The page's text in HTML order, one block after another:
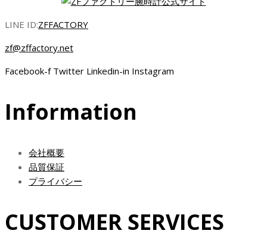
格
LINE ID:ZFFACTORY
zf@zffactory.net
Facebook-f Twitter Linkedin-in Instagram
Information
会社概要
品質保証
プライバシー
CUSTOMER SERVICES